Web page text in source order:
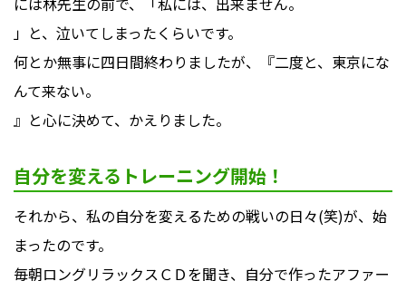
」と、泣いてしまったくらいです。
何とか無事に四日間終わりましたが、『二度と、東京にな
んて来ない。
』と心に決めて、かえりました。
自分を変えるトレーニング開始！
それから、私の自分を変えるための戦いの日々(笑)が、始
まったのです。
毎朝ロングリラックスＣＤを聞き、自分で作ったアファー